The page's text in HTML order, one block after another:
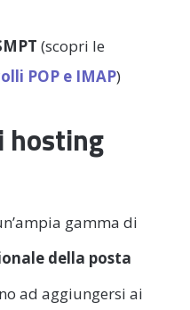
(scopri le
POP e IMAP)
hosting
gamma di
della posta
ad aggiungersi ai